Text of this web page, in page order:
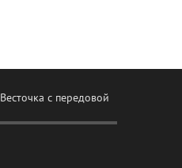
Весточка с передовой